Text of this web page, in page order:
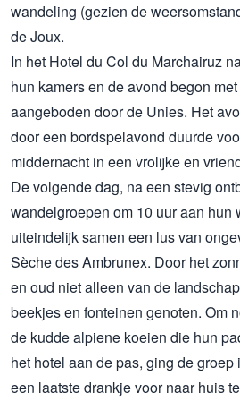
wandeling (gezien de
de Joux.
In het Hotel du Col du Marchairuz
hun kamers en de avond begon
aangeboden door de Unies. Het
door een bordspelavond duurde
middernacht in een vrolijke en
De volgende dag, na een stevig
wandelgroepen om 10 uur aan hun
uiteindelijk samen een lus van
Sèche des Ambrunex. Door het
en oud niet alleen van de
beekjes en fonteinen genoten. Om
de kudde alpiene koeien die hun
het hotel aan de pas, ging de
een laatste drankje voor naar huis